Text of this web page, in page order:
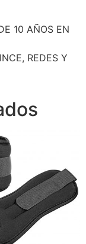
10 AÑOS EN
REDES Y